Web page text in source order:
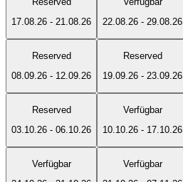
17.08.26 - 21.08.26
22.08.26 - 29.08.26
Reserved
08.09.26 - 12.09.26
Reserved
19.09.26 - 23.09.26
Reserved
03.10.26 - 06.10.26
Verfügbar
10.10.26 - 17.10.26
Verfügbar
Verfügbar